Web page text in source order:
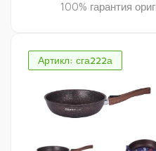
Артикл: сга222а
100% гарантия